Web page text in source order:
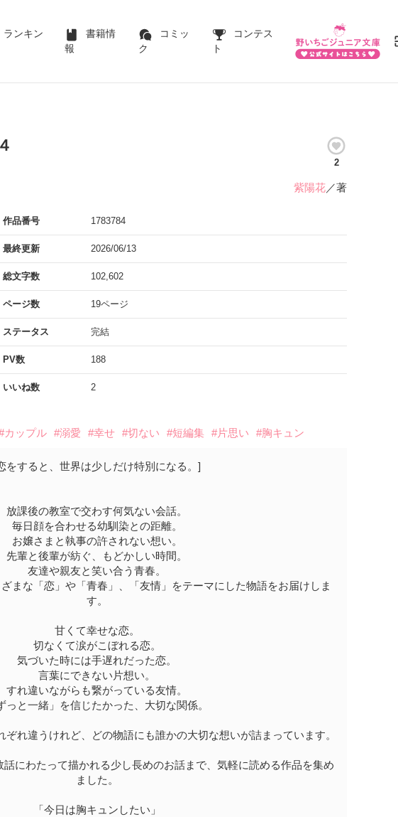
ランキン
書籍情
報
コミッ
ク
コンテス
ト
2
紫陽花／著
作品番号 1783784
最終更新 2026/06/13
総文字数 102,602
ページ数 19ページ
ステータス 完結
PV数 188
いいね数 2
カップル #溺愛 #幸せ #切ない #短編集 #片思い #胸キュン
をすると、世界は少しだけ特別になる。]
放課後の教室で交わす何気ない会話。
毎日顔を合わせる幼馴染との距離。
お嬢さまと執事の許されない想い。
先輩と後輩が紡ぐ、もどかしい時間。
友達や親友と笑い合う青春。
まな「恋」や「青春」、「友情」をテーマにした物語をお届けしま
す。
甘くて幸せな恋。
切なくて涙がこぼれる恋。
気づいた時には手遅れだった恋。
言葉にできない片想い。
すれ違いながらも繋がっている友情。
っと一緒」を信じたかった、大切な関係。
れ違うけれど、どの物語にも誰かの大切な想いが詰まっています。
にわたって描かれる少し長めのお話まで、気軽に読める作品を集め
ました。
「今日は胸キュンしたい」